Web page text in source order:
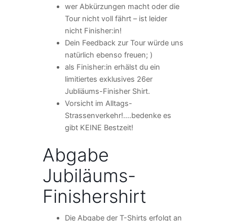
wer Abkürzungen macht oder die
Tour nicht voll fährt – ist leider
nicht Finisher:in!
Dein Feedback zur Tour würde uns
natürlich ebenso freuen; )
als Finisher:in erhälst du ein
limitiertes exklusives 26er
Jubliäums-Finisher Shirt.
Vorsicht im Alltags-
Strassenverkehr!….bedenke es
gibt KEINE Bestzeit!
Abgabe
Jubiläums-
Finishershirt
Die Abgabe der T-Shirts erfolgt an